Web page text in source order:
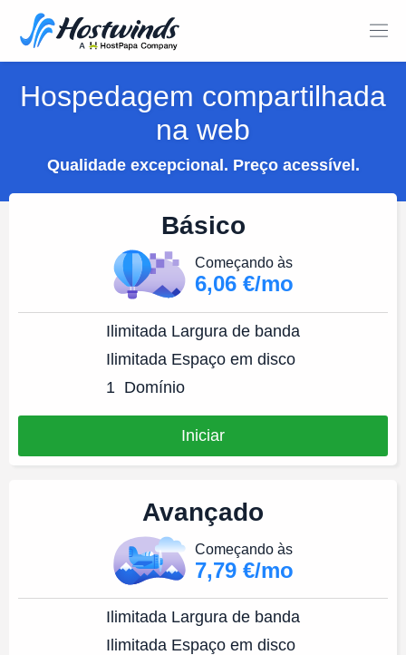
Hospedagem compartilhada
na web
Qualidade excepcional. Preço acessível.
Básico
Começando às
6,06 €/mo
Ilimitada Largura de banda
Ilimitada Espaço em disco
1 Domínio
Iniciar
Avançado
Começando às
7,79 €/mo
Ilimitada Largura de banda
Ilimitada Espaço em disco